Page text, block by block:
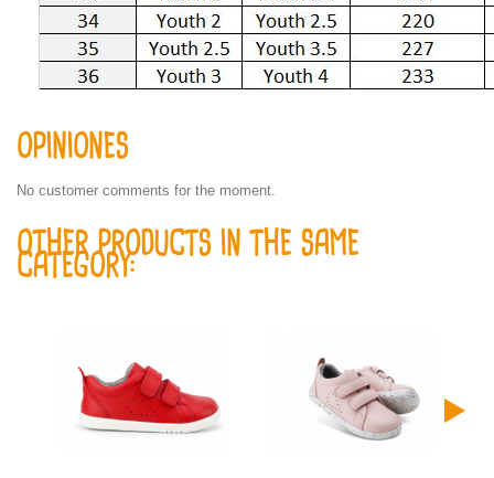
OPINIONES
No customer comments for the moment.
OTHER PRODUCTS IN THE SAME
CATEGORY: